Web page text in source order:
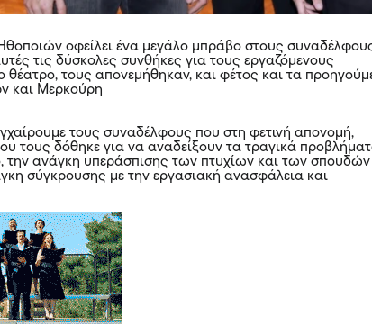
οφείλει ένα μεγάλο μπράβο στους
τις δύσκολες συνθήκες για τους εργαζόμενους
θέατρο, τους απονεμήθηκαν, και φέτος και τα
και Μερκούρη
τους συναδέλφους που στη φετινή απονομή,
τους δόθηκε για να αναδείξουν τα τραγικά
την ανάγκη υπεράσπισης των πτυχίων και των σπουδών
σύγκρουσης με την εργασιακή ανασφάλεια και